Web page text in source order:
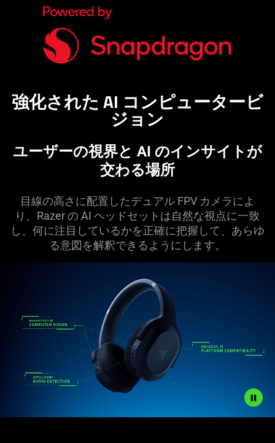
強化された AI コンピュータービ
ジョン
ユーザーの視界と AI のインサイトが
交わる場所
目線の高さに配置したデュアル FPV カメラによ
り、Razer の AI ヘッドセットは自然な視点に一致
し、何に注目しているかを正確に把握して、あらゆ
る意図を解釈できるようにし ます。